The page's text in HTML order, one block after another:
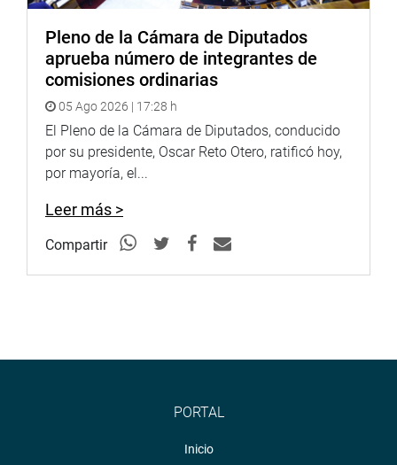
PRENSA – CONGRESO 5-12-2017
Puede encontrar más información en nuestra página web
y redes sociales.
http://www.congreso.gob.pe/
Facebook:
https://www.facebook.com/congresodelarepublicadelperu?
fref=ts
https://twitter.com/congresoperu
Youtube:http://www.youtube.com/congresoperu
Pleno de la Cámara de Diputados
aprueba número de integrantes de
comisiones ordinarias
05 Ago 2026 | 17:28 h
El Pleno de la Cámara de Diputados, conducido
por su presidente, Oscar Reto Otero, ratificó hoy,
por mayoría, el...
Leer más >
Compartir
PORTAL
Inicio